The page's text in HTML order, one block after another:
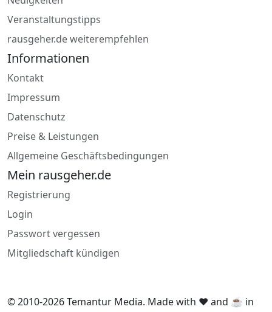
Veranstaltungstipps
rausgeher.de weiterempfehlen
Informationen
Kontakt
Impressum
Datenschutz
Preise & Leistungen
Allgemeine Geschäftsbedingungen
Mein rausgeher.de
Registrierung
Login
Passwort vergessen
Mitgliedschaft kündigen
© 2010-2026 Temantur Media. Made with ❤️ and ☕ in